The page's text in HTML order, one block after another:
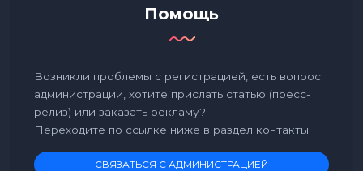
Помощь
Возникли проблемы с регистрацией, есть вопрос
администрации, хотите прислать статью (пресс-
релиз) или заказать рекламу?
Переходите по ссылке ниже в раздел контакты.
СВЯЗАТЬСЯ С АДМИНИСТРАЦИЕЙ